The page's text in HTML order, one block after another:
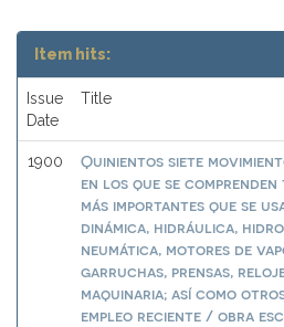
Item hits:
Issue
Date
Title
1900
Quinientos siete
en los que se
más importantes que se
dinámica, hidráulica,
neumática, motores de
garruchas, prensas,
maquinaria; así como
empleo reciente / obra